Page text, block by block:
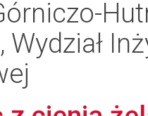
Wydział